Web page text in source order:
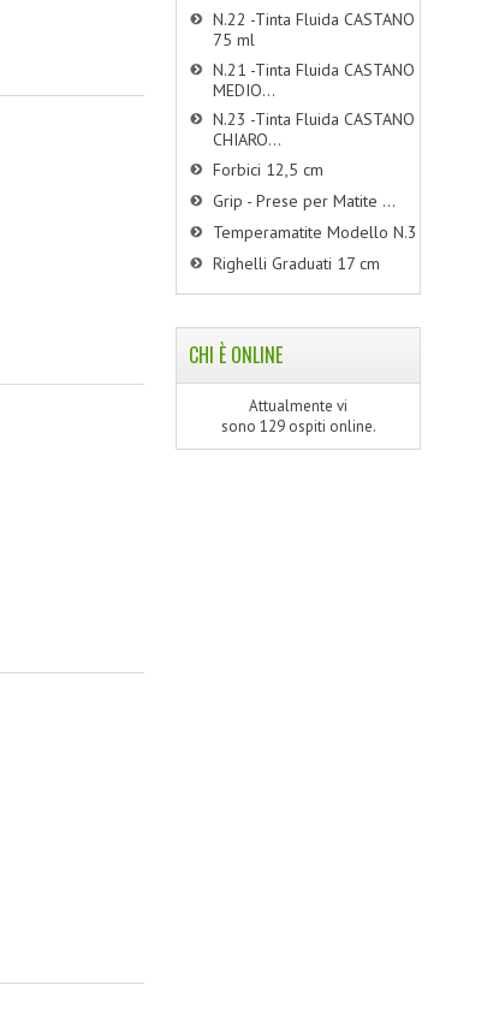
N.22 -Tinta Fluida CASTANO
75 ml
N.21 -Tinta Fluida CASTANO
MEDIO...
N.23 -Tinta Fluida CASTANO
CHIARO...
Forbici 12,5 cm
Grip - Prese per Matite ...
Temperamatite Modello N.3
Righelli Graduati 17 cm
CHI È ONLINE
Attualmente vi
sono 129 ospiti online.